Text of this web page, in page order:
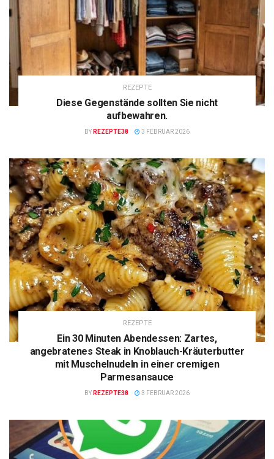
REZEPTE
Diese Gegenstände sollten Sie nicht
aufbewahren.
BY REZEPTE38 3 FEBRUAR 2026
REZEPTE
Ein 30 Minuten Abendessen: Zartes,
angebratenes Steak in Knoblauch-Kräuterbutter
mit Muschelnudeln in einer cremigen
Parmesansauce
BY REZEPTE38 3 FEBRUAR 2026